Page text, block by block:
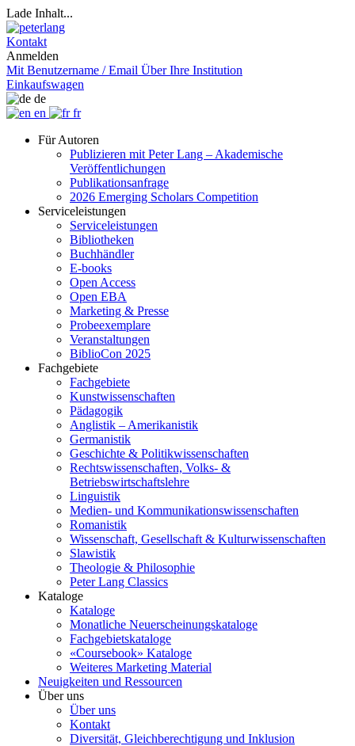
Lade Inhalt...
Kontakt
Anmelden
Mit Benutzername / Email Über Ihre Institution
Einkaufswagen
de
en
fr
Für Autoren
Publizieren mit Peter Lang – Akademische
Veröffentlichungen
Publikationsanfrage
2026 Emerging Scholars Competition
Serviceleistungen
Serviceleistungen
Bibliotheken
Buchhändler
E-books
Open Access
Open EBA
Marketing & Presse
Probeexemplare
Veranstaltungen
BiblioCon 2025
Fachgebiete
Fachgebiete
Kunstwissenschaften
Pädagogik
Anglistik – Amerikanistik
Germanistik
Geschichte & Politikwissenschaften
Rechtswissenschaften, Volks- &
Betriebswirtschaftslehre
Linguistik
Medien- und Kommunikationswissenschaften
Romanistik
Wissenschaft, Gesellschaft & Kulturwissenschaften
Slawistik
Theologie & Philosophie
Peter Lang Classics
Kataloge
Kataloge
Monatliche Neuerscheinungskataloge
Fachgebietskataloge
«Coursebook» Kataloge
Weiteres Marketing Material
Neuigkeiten und Ressourcen
Über uns
Über uns
Kontakt
Diversität, Gleichberechtigung und Inklusion